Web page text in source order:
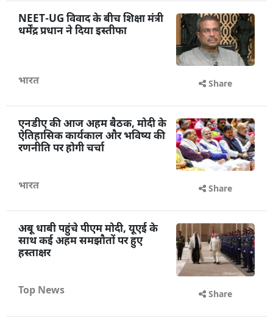
NEET-UG विवाद के बीच शिक्षा मंत्री
धर्मेंद्र प्रधान ने दिया इस्तीफा
भारत Share
एनडीए की आज अहम बैठक, मोदी के
ऐतिहासिक कार्यकाल और भविष्य की
रणनीति पर होगी चर्चा
भारत Share
अबू धाबी पहुंचे पीएम मोदी, यूएई के
साथ कई अहम समझौतों पर हुए
हस्ताक्षर
Top News Share